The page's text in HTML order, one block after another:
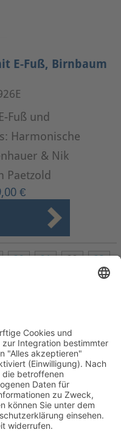
E-Fuß, Birnbaum
Fuß und
Harmonische
& Nik
Paetzold
€
20 21 22
23
27
Adresse